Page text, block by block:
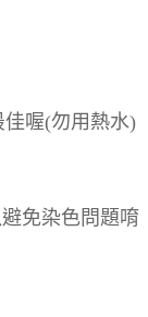
喔(勿用熱水)
免染色問題唷